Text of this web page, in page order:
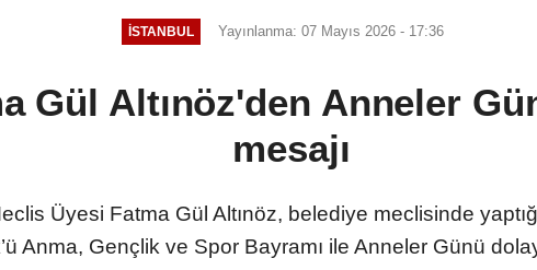
İSTANBUL Yayınlanma: 07 Mayıs 2026 - 17:36
Gül Altınöz'den Anneler
mesajı
Üyesi Fatma Gül Altınöz, belediye meclisinde
Anma, Gençlik ve Spor Bayramı ile Anneler Günü